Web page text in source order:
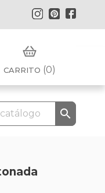
Pinterest
Instagram
CARRITO (0)
